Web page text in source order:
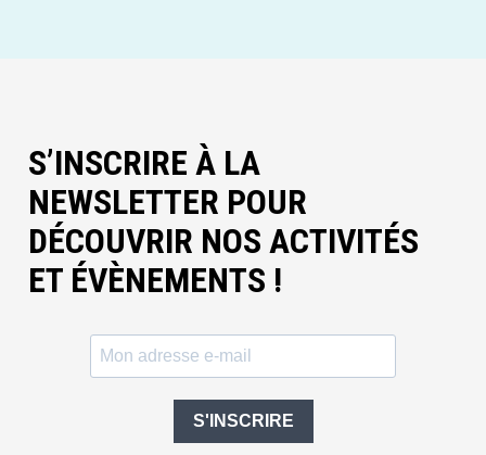
S’INSCRIRE À LA
NEWSLETTER POUR
DÉCOUVRIR NOS ACTIVITÉS
ET ÉVÈNEMENTS !
S'INSCRIRE